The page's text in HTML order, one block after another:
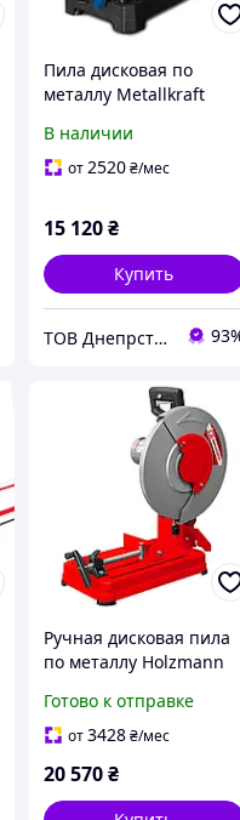
Пила дисковая по
металлу Metallkraft
В наличии
от2520₴/мес
15 120₴
Купить
ТОВ Днепрстан
Ручная дисковая пила
по металлу Holzmann
двигателем для
точного реза, 230В
Готово к отправке
от3428₴/мес
20 570₴